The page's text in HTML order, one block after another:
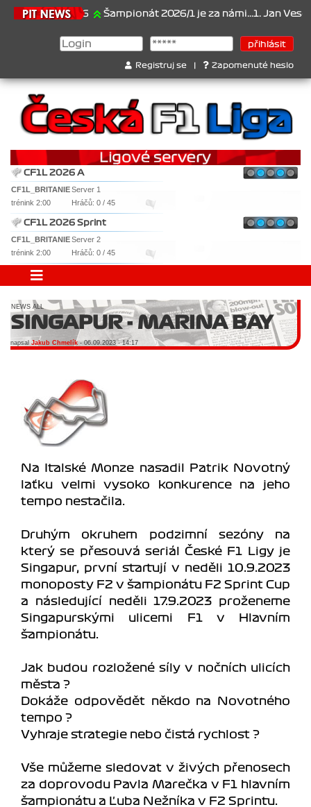
Šampionát 2026/1 je za námi...1. Jan Veselý , 2.
Registruj se Zapomenuté heslo
CF1L 2026 A
CF1L_BRITANIEServer 1
trénink 2:00
Hráčů: 0 / 45
CF1L 2026 Sprint
CF1L_BRITANIEServer 2
trénink 2:00
Hráčů: 0 / 45
NEWS ALL
SINGAPUR - MARINA BAY
napsal Jakub Chmelík- 06.09.2023 - 14:17
Na Italské Monze nasadil Patrik Novotný
laťku velmi vysoko konkurence na jeho
tempo nestačila.
Druhým okruhem podzimní sezóny na
který se přesouvá seriál České F1 Ligy je
Singapur, první startují v neděli 10.9.2023
monoposty F2 v šampionátu F2 Sprint Cup
a následující neděli 17.9.2023 proženeme
Singapurskými ulicemi F1 v Hlavním
šampionátu.
Jak budou rozložené síly v nočních ulicích
města ?
Dokáže odpovědět někdo na Novotného
tempo ?
Vyhraje strategie nebo čistá rychlost ?
Vše můžeme sledovat v živých přenosech
za doprovodu Pavla Marečka v F1 hlavním
šampionátu a Ľuba Nežníka v F2 Sprintu.